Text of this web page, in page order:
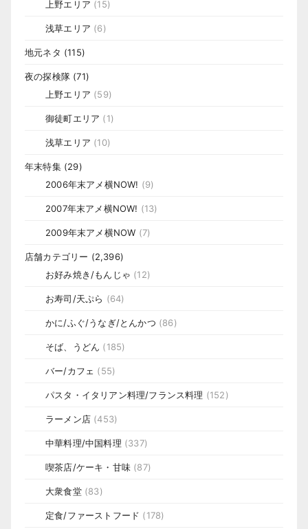
上野エリア (15)
浅草エリア (6)
地元ネタ (115)
夜の探検隊 (71)
上野エリア (59)
御徒町エリア (1)
浅草エリア (10)
年末特集(29)
2006年末アメ横NOW! (9)
2007年末アメ横NOW! (13)
2009年末アメ横NOW (7)
店舗カテゴリー (2,396)
お好み焼き/もんじゃ (12)
お寿司/天ぷら (64)
かに/ふぐ/うなぎ/とんかつ (86)
そば、うどん (185)
バー/カフェ (55)
パスタ・イタリアン料理/フランス料理 (152)
ラーメン店 (453)
中華料理/中国料理 (337)
喫茶店/ケーキ・甘味 (87)
大衆食堂(83)
定食/ファーストフード (178)